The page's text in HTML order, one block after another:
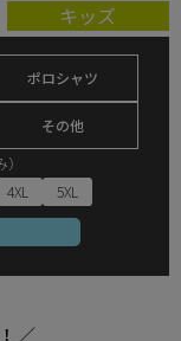
キッズ
ポロシャツ
その他
4XL
5XL
／